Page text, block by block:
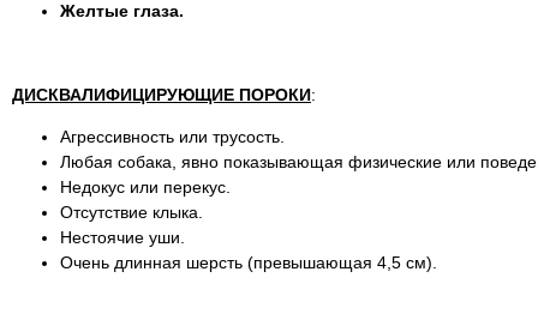
Желтые глаза.
ДИСКВАЛИФИЦИРУЮЩИЕ ПОРОКИ:
Агрессивность или трусость.
Любая собака, явно показывающая физические или
Недокус или перекус.
Отсутствие клыка.
Нестоячие уши.
Очень длинная шерсть (превышающая 4,5 см).